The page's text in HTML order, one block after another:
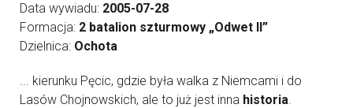
Data wywiadu: 2005-07-28
Formacja: 2 batalion szturmowy „Odwet II”
Dzielnica: Ochota
... kierunku Pęcic, gdzie była walka z Niemcami i do
Lasów Chojnowskich, ale to już jest inna historia.